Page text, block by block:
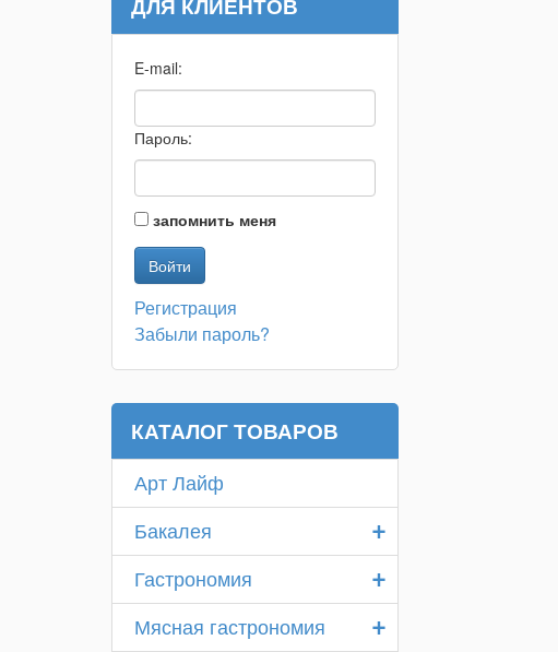
ДЛЯ КЛИЕНТОВ
E-mail:
Пароль:
запомнить меня
Регистрация
Забыли пароль?
КАТАЛОГ ТОВАРОВ
Арт Лайф
+
Бакалея
+
Гастрономия
+
Мясная гастрономия